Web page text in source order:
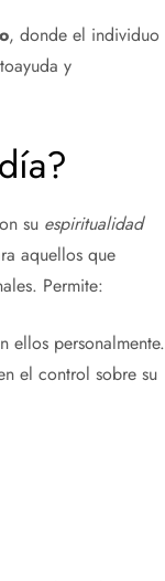
, donde el individuo
y
su espiritualidad
aquellos que
Permite:
ellos personalmente.
el control sobre su